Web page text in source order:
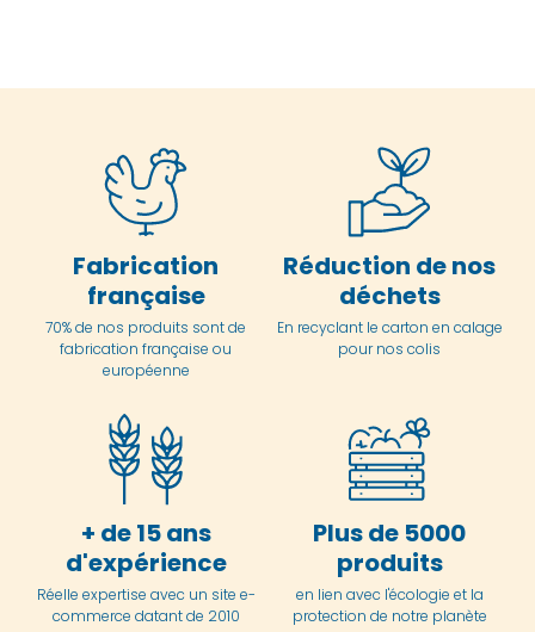
Fabrication
française
70% de nos produits sont de
fabrication française ou
européenne
Réduction de nos
déchets
En recyclant le carton en calage
pour nos colis
+ de 15 ans
d'expérience
Réelle expertise avec un site e-
commerce datant de 2010
Plus de 5000
produits
en lien avec l'écologie et la
protection de notre planète